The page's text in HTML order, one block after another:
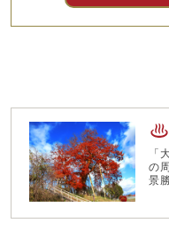
「
の
景
ケ
ち
の